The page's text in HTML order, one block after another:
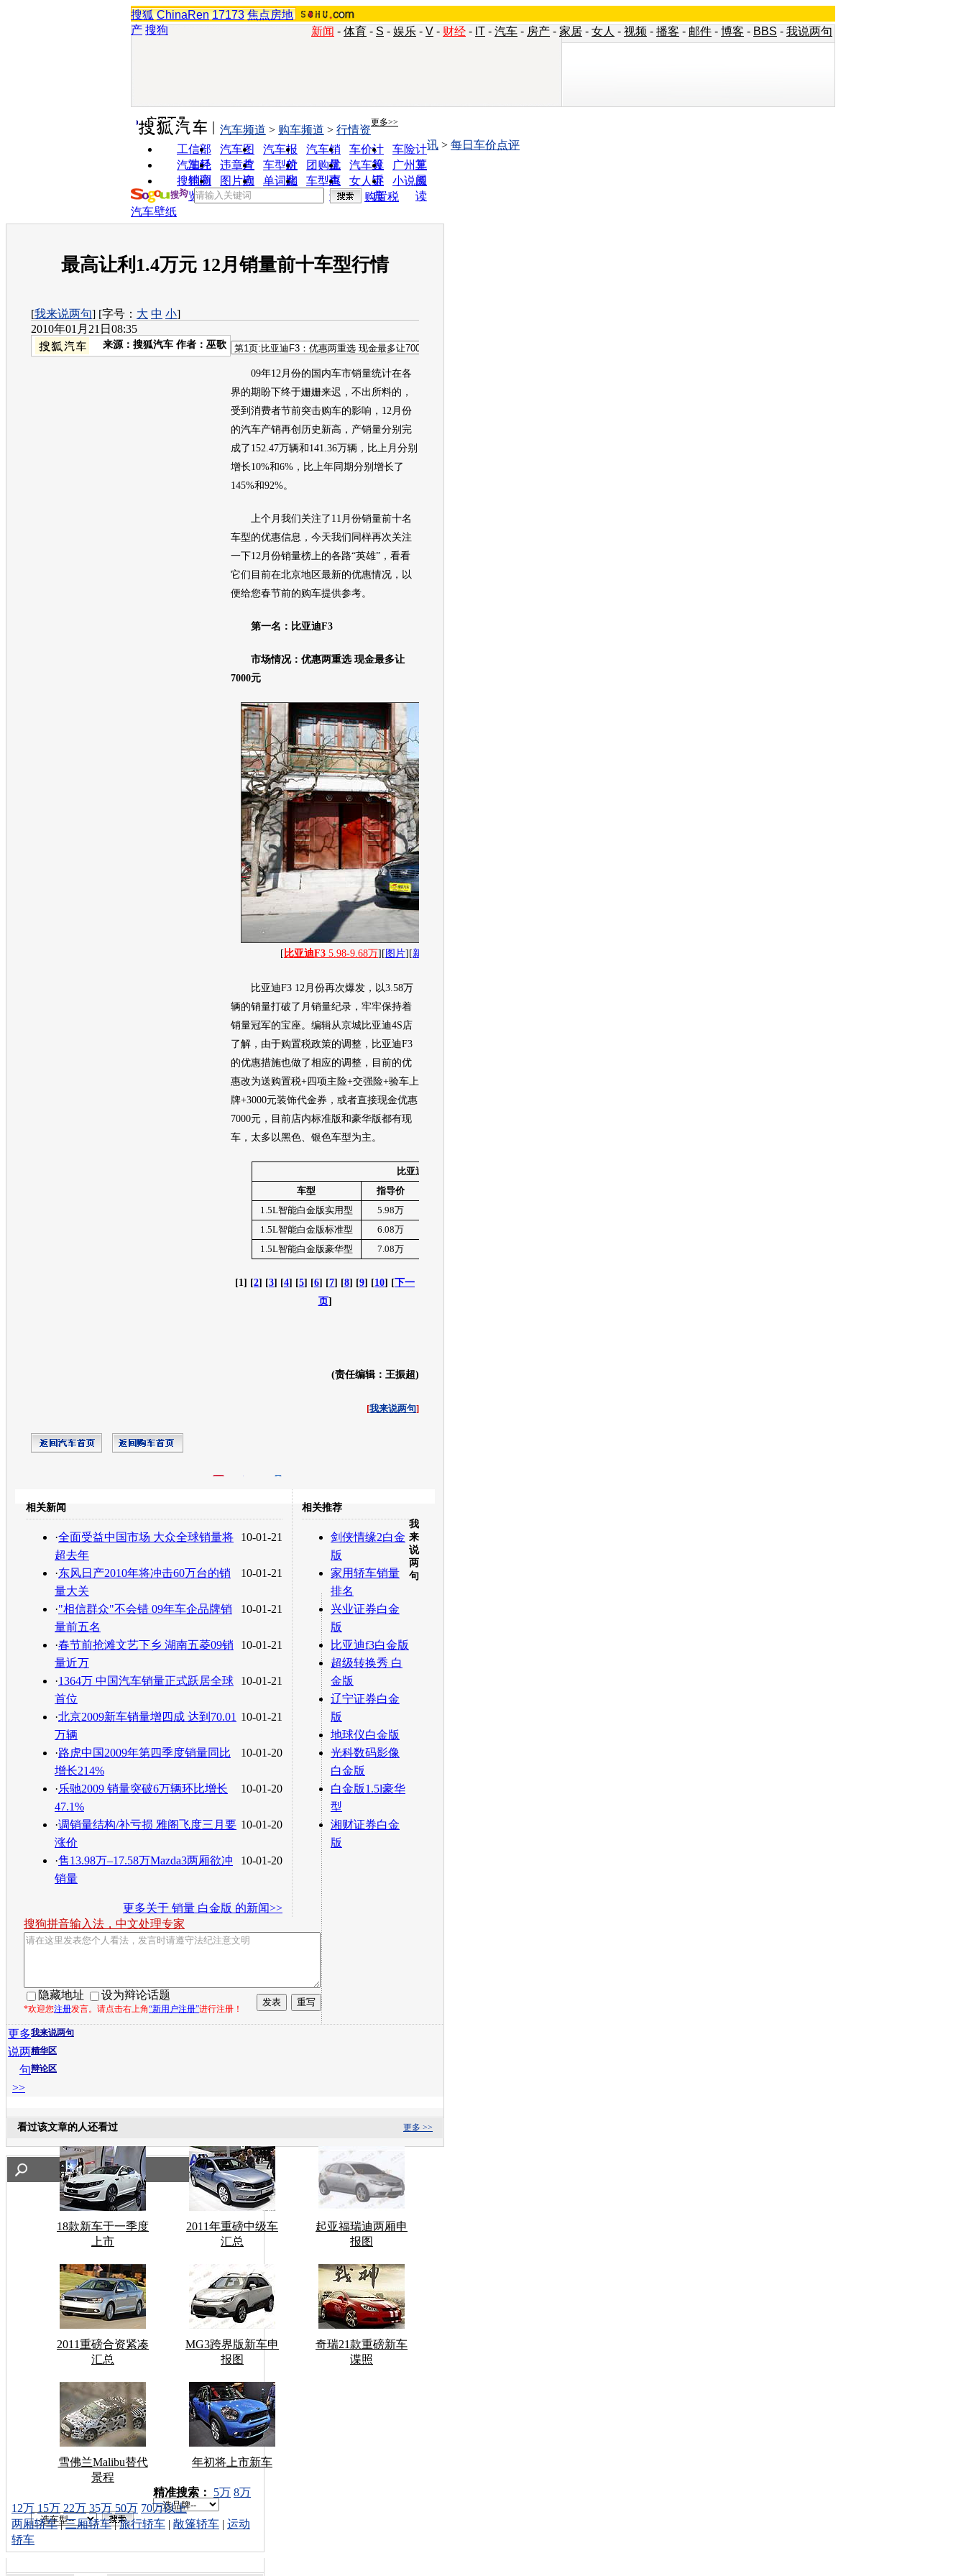
搜狐 ChinaRen 17173 焦点房地
产 搜狗 新闻 - 体育 - S - 娱乐 - V - 财经 - IT - 汽车 - 房产 - 家居 - 女人 - 视频 - 播客 - 邮件 - 博客 - BBS - 我说两句
实用工具 更多>>
工信部
油耗
汽车图
片
汽车报
价
汽车销
量
车价计
算
车险计
算
汽车经
销商
违章查
询
车型对
比
团购优
惠
汽车投
诉
广州车
展
搜狗浏
览器
图片欣
赏
单词翻
车型查
询
女人宝
典
小说阅
读
汽车频道 > 购车频道 > 行情资
讯 > 每日车价点评
购置税
汽车壁纸
最高让利1.4万元 12月销量前十车型行情
[我来说两句] [字号： 大 中 小]
2010年01月21日08:35
来源： 搜狐汽车 作者：巫歌
09年12月份的国内车市销量统计在各
界的期盼下终于姗姗来迟，不出所料的，
受到消费者节前突击购车的影响，12月份
的汽车产销再创历史新高，产销量分别完
成了152.47万辆和141.36万辆，比上月分别
增长10%和6%，比上年同期分别增长了
145%和92%。
上个月我们关注了11月份销量前十名
车型的优惠信息，今天我们同样再次关注
一下12月份销量榜上的各路“英雄”，看看
它们目前在北京地区最新的优惠情况，以
便给您春节前的购车提供参考。
第一名：比亚迪F3
市场情况：优惠两重选 现金最多让
7000元
[ 比亚迪F3 5.98-9.68万][ 图片][新闻
比亚迪F3 12月份再次爆发，以3.58万
辆的销量打破了月销量纪录，牢牢保持着
销量冠军的宝座。编辑从京城比亚迪4S店
了解，由于购置税政策的调整，比亚迪F3
的优惠措施也做了相应的调整，目前的优
惠改为送购置税+四项主险+交强险+验车上
牌+3000元装饰代金券，或者直接现金优惠
7000元，目前店内标准版和豪华版都有现
车，太多以黑色、银色车型为主。
比亚迪
车型
指导价
1.5L智能白金版实用型 5.98万
1.5L智能白金版标准型 6.08万
1.5L智能白金版豪华型 7.08万
[1] [2] [3] [4] [5] [6] [7] [8] [9] [10] [下一
页]
(责任编辑：王振超)
[我来说两句]
转发至： 白社会 百度i贴吧
相关新闻
10-01-21
·全面受益中国市场 大众全球销量将
超去年
10-01-21
·东风日产2010年将冲击60万台的销
量大关
10-01-21
·"相信群众"不会错 09年车企品牌销
量前五名
10-01-21
·春节前抢滩文艺下乡 湖南五菱09销
量近万
10-01-21
·1364万 中国汽车销量正式跃居全球
首位
10-01-21
·北京2009新车销量增四成 达到70.01
万辆
10-01-20
·路虎中国2009年第四季度销量同比
增长214%
10-01-20
·乐驰2009 销量突破6万辆环比增长
47.1%
10-01-20
·调销量结构/补亏损 雅阁飞度三月要
涨价
10-01-20
·售13.98万–17.58万Mazda3两厢欲冲
销量
更多关于 销量 白金版 的新闻>>
相关推荐
剑侠情缘2白金
版
家用轿车销量
排名
兴业证券白金
版
比亚迪f3白金版
超级转换秀 白
金版
辽宁证券白金
版
地球仪白金版
光科数码影像
白金版
白金版1.5l豪华
型
湘财证券白金
版
我
来
说
两
句
搜狗拼音输入法，中文处理专家
隐藏地址 设为辩论话题
*欢迎您注册发言。请点击右上角“新用户注册”进行注册！
我来说两句
精华区
辩论区
更多
说两
句
>>
更多 >>
看过该文章的人还看过
18款新车于一季度
上市
2011年重磅中级车
汇总
起亚福瑞迪两厢申
报图
2011重磅合资紧凑
汇总
MG3跨界版新车申
报图
奇瑞21款重磅新车
谍照
雪佛兰Malibu替代
景程
年初将上市新车
车型搜索：
精准搜索： 5万 8万
12万 15万 22万 35万 50万 70万以上
两厢轿车|三厢轿车|旅行轿车 | 敞篷轿车 | 运动
轿车